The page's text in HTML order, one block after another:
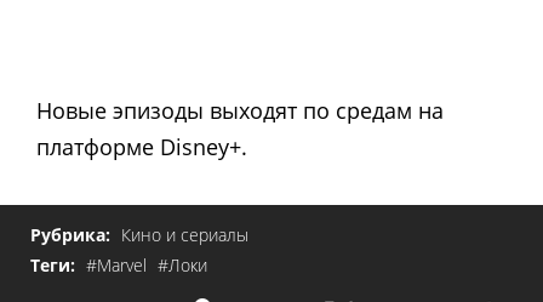
Новые эпизоды выходят по средам на
платформе Disney+.
Рубрика: Кино и сериалы
Теги: #Marvel #Локи